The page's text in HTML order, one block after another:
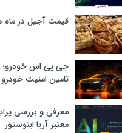
قیمت آجیل در ماه
جی پی اس خودرو؛
تامین امنیت خودرو
معرفی و بررسی
معتبر آریا اینوستور